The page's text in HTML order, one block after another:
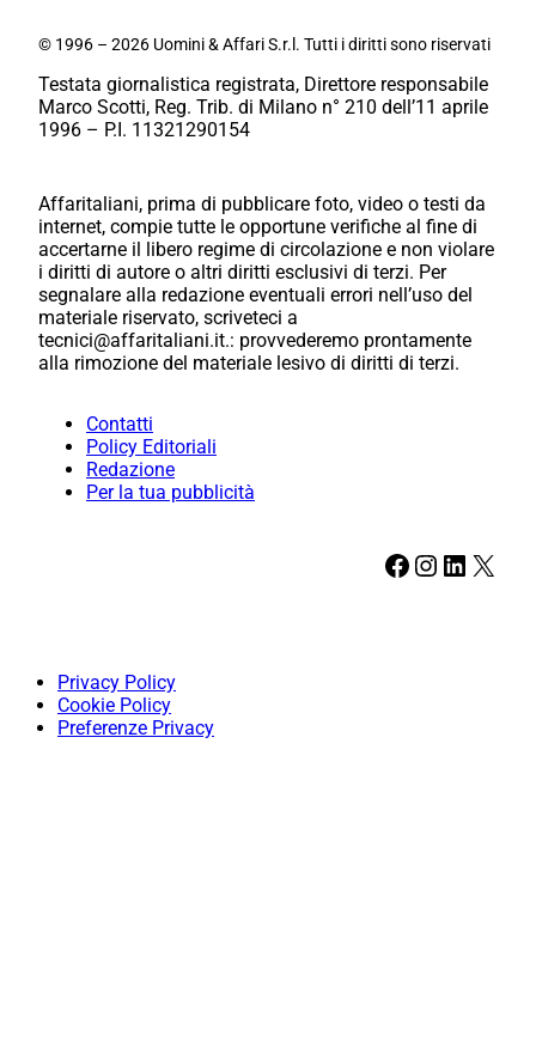
© 1996 – 2026 Uomini & Affari S.r.l. Tutti i diritti sono riservati
Testata giornalistica registrata, Direttore responsabile
Marco Scotti, Reg. Trib. di Milano n° 210 dell’11 aprile
1996 – P.I. 11321290154
Affaritaliani, prima di pubblicare foto, video o testi da
internet, compie tutte le opportune verifiche al fine di
accertarne il libero regime di circolazione e non violare
i diritti di autore o altri diritti esclusivi di terzi. Per
segnalare alla redazione eventuali errori nell’uso del
materiale riservato, scriveteci a
tecnici@affaritaliani.it.: provvederemo prontamente
alla rimozione del materiale lesivo di diritti di terzi.
Contatti
Policy Editoriali
Redazione
Per la tua pubblicità
Facebook Instagram LinkedIn X
Privacy Policy
Cookie Policy
Preferenze Privacy